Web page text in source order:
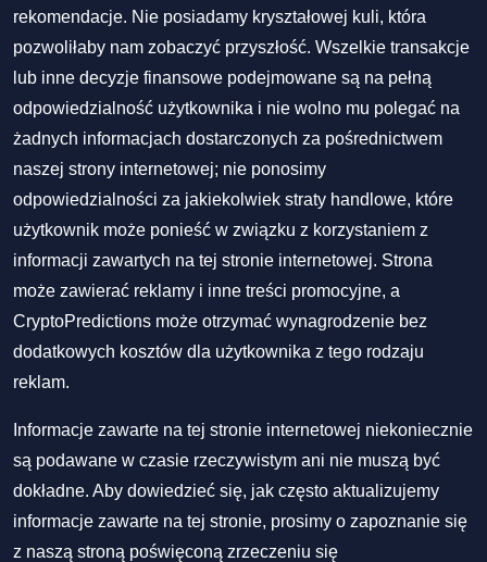
rekomendacje. Nie posiadamy kryształowej kuli, która
pozwoliłaby nam zobaczyć przyszłość. Wszelkie transakcje
lub inne decyzje finansowe podejmowane są na pełną
odpowiedzialność użytkownika i nie wolno mu polegać na
żadnych informacjach dostarczonych za pośrednictwem
naszej strony internetowej; nie ponosimy
odpowiedzialności za jakiekolwiek straty handlowe, które
użytkownik może ponieść w związku z korzystaniem z
informacji zawartych na tej stronie internetowej. Strona
może zawierać reklamy i inne treści promocyjne, a
CryptoPredictions może otrzymać wynagrodzenie bez
dodatkowych kosztów dla użytkownika z tego rodzaju
reklam.
Informacje zawarte na tej stronie internetowej niekoniecznie
są podawane w czasie rzeczywistym ani nie muszą być
dokładne. Aby dowiedzieć się, jak często aktualizujemy
informacje zawarte na tej stronie, prosimy o zapoznanie się
z naszą stroną poświęconą zrzeczeniu się